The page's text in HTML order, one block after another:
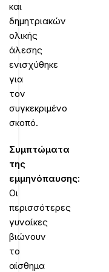
και
δημητριακών
ολικής
άλεσης
ενισχύθηκε
για
τον
συγκεκριμένο
σκοπό.
Συμπτώματα
της
εμμηνόπαυσης:
Οι
περισσότερες
γυναίκες
βιώνουν
το
αίσθημα